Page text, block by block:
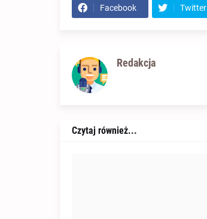
Facebook Twitter
Redakcja
Czytaj również...